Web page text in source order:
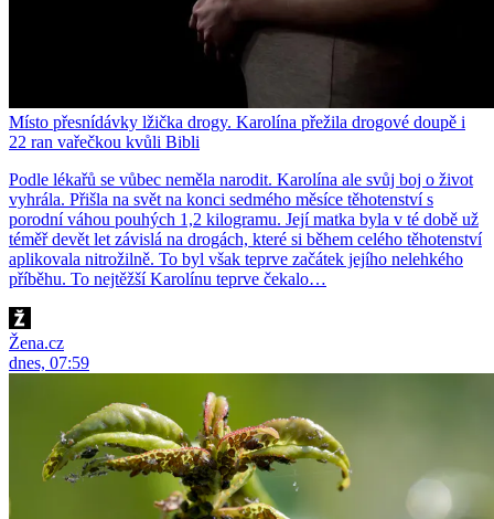
Místo přesnídávky lžička drogy. Karolína přežila drogové doupě i
22 ran vařečkou kvůli Bibli
Podle lékařů se vůbec neměla narodit. Karolína ale svůj boj o život
vyhrála. Přišla na svět na konci sedmého měsíce těhotenství s
porodní váhou pouhých 1,2 kilogramu. Její matka byla v té době už
téměř devět let závislá na drogách, které si během celého těhotenství
aplikovala nitrožilně. To byl však teprve začátek jejího nelehkého
příběhu. To nejtěžší Karolínu teprve čekalo…
Žena.cz
dnes, 07:59